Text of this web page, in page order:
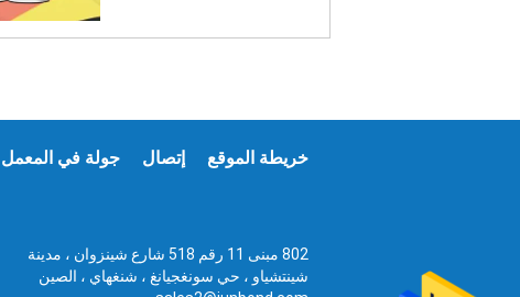
خريطة الموقع إتصال جولة في المعمل
802 مبنى 11 رقم 518 شارع شينزوان ، مدينة
شينتشياو ، حي سونغجيانغ ، شنغهاي ، الصين